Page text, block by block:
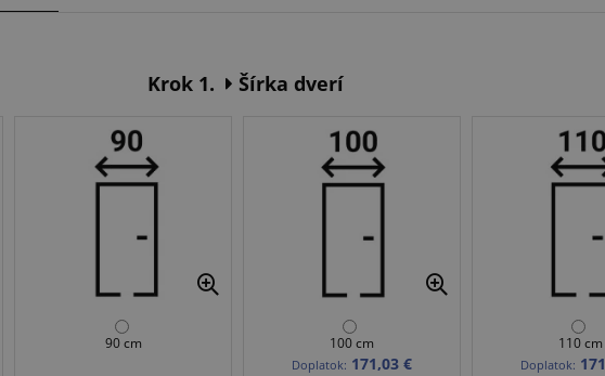
Krok 1. Šírka dverí
90 cm 100 cm
Doplatok: 171,03 €
110 cm
Doplatok: